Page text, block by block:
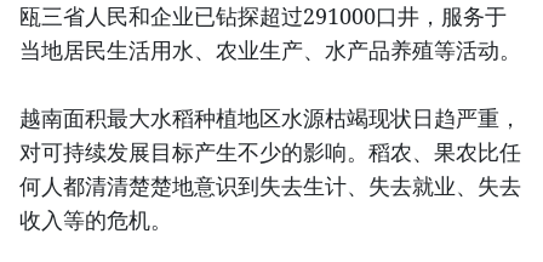
瓯三省人民和企业已钻探超过291000口井，服务于
当地居民生活用水、农业生产、水产品养殖等活动。
越南面积最大水稻种植地区水源枯竭现状日趋严重，
对可持续发展目标产生不少的影响。稻农、果农比任
何人都清清楚楚地意识到失去生计、失去就业、失去
收入等的危机。